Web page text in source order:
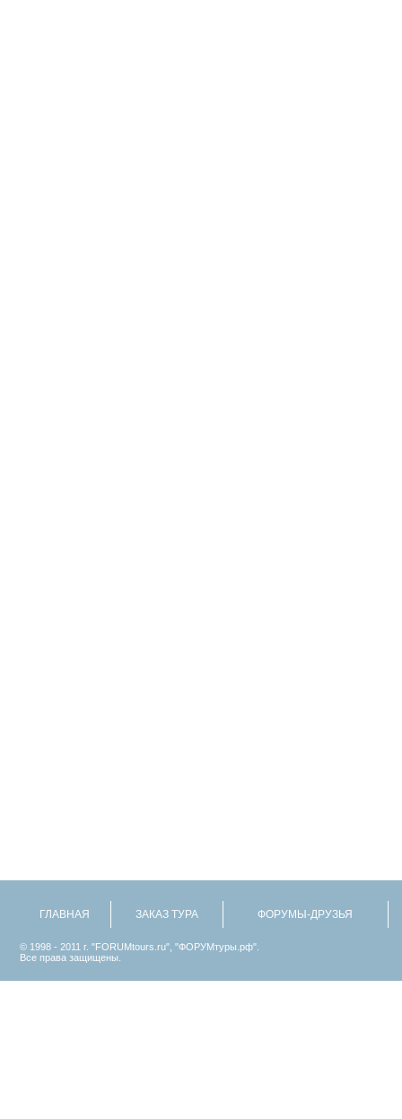
ГЛАВНАЯ ЗАКАЗ ТУРА ФОРУМЫ-ДРУЗЬЯ
© 1998 - 2011 г. "FORUMtours.ru", "ФОРУМтуры.рф".
Все права защищены.